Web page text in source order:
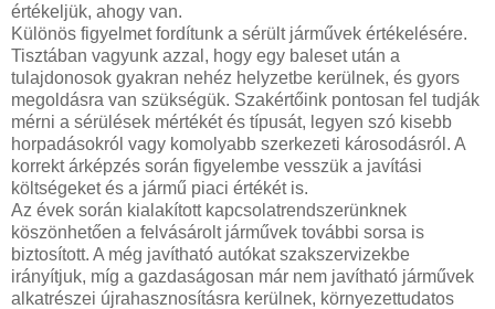
értékeljük, ahogy van.
Különös figyelmet fordítunk a sérült járművek értékelésére.
Tisztában vagyunk azzal, hogy egy baleset után a
tulajdonosok gyakran nehéz helyzetbe kerülnek, és gyors
megoldásra van szükségük. Szakértőink pontosan fel tudják
mérni a sérülések mértékét és típusát, legyen szó kisebb
horpadásokról vagy komolyabb szerkezeti károsodásról. A
korrekt árképzés során figyelembe vesszük a javítási
költségeket és a jármű piaci értékét is.
Az évek során kialakított kapcsolatrendszerünknek
köszönhetően a felvásárolt járművek további sorsa is
biztosított. A még javítható autókat szakszervizekbe
irányítjuk, míg a gazdaságosan már nem javítható járművek
alkatrészei újrahasznosításra kerülnek, környezettudatos